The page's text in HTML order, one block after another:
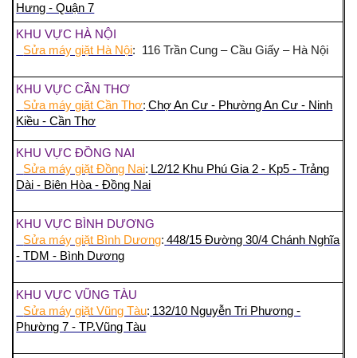
Hưng - Quận 7
KHU VỰC HÀ NỘI
Sửa máy giặt Hà Nội: 116 Trần Cung – Cầu Giấy – Hà Nội
KHU VỰC CẦN THƠ
Sửa máy giặt Cần Thơ: Chợ An Cư - Phường An Cư - Ninh
Kiều - Cần Thơ
KHU VỰC ĐỒNG NAI
Sửa máy giặt Đồng Nai: L2/12 Khu Phú Gia 2 - Kp5 - Trảng
Dài - Biên Hòa - Đồng Nai
KHU VỰC BÌNH DƯƠNG
Sửa máy giặt Bình Dương: 448/15 Đường 30/4 Chánh Nghĩa
- TDM - Bình Dương
KHU VỰC VŨNG TÀU
Sửa máy giặt Vũng Tàu: 132/10 Nguyễn Tri Phương -
Phường 7 - TP.Vũng Tàu